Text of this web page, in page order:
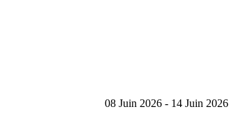
08 Juin 2026 - 14 Juin 2026